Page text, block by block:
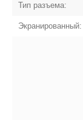
Тип разъема:
Экранированный: